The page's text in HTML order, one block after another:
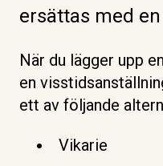
ersättas med
När du lägger upp
en
ett av följande
Vikarie